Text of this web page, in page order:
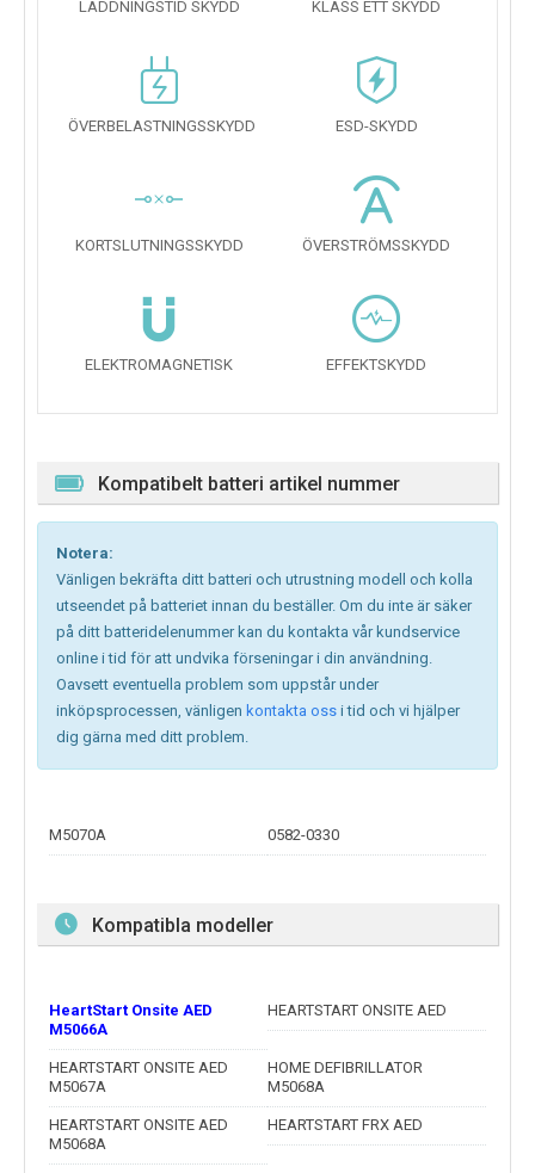
LADDNINGSTID SKYDD KLASS ETT SKYDD
ÖVERBELASTNINGSSKYDD ESD-SKYDD
KORTSLUTNINGSSKYDD ÖVERSTRÖMSSKYDD
ELEKTROMAGNETISK EFFEKTSKYDD
Kompatibelt batteri artikel nummer
Notera:
Vänligen bekräfta ditt batteri och utrustning modell och kolla
utseendet på batteriet innan du beställer. Om du inte är säker
på ditt batteridelenummer kan du kontakta vår kundservice
online i tid för att undvika förseningar i din användning.
Oavsett eventuella problem som uppstår under
inköpsprocessen, vänligen kontakta oss i tid och vi hjälper
dig gärna med ditt problem.
M5070A 0582-0330
Kompatibla modeller
HeartStart Onsite AED
M5066A
HEARTSTART ONSITE AED
HEARTSTART ONSITE AED
M5067A
HOME DEFIBRILLATOR
M5068A
HEARTSTART ONSITE AED
M5068A
HEARTSTART FRX AED